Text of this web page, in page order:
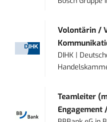
Volontärin /
DIHK |
Teamleiter
Engagement